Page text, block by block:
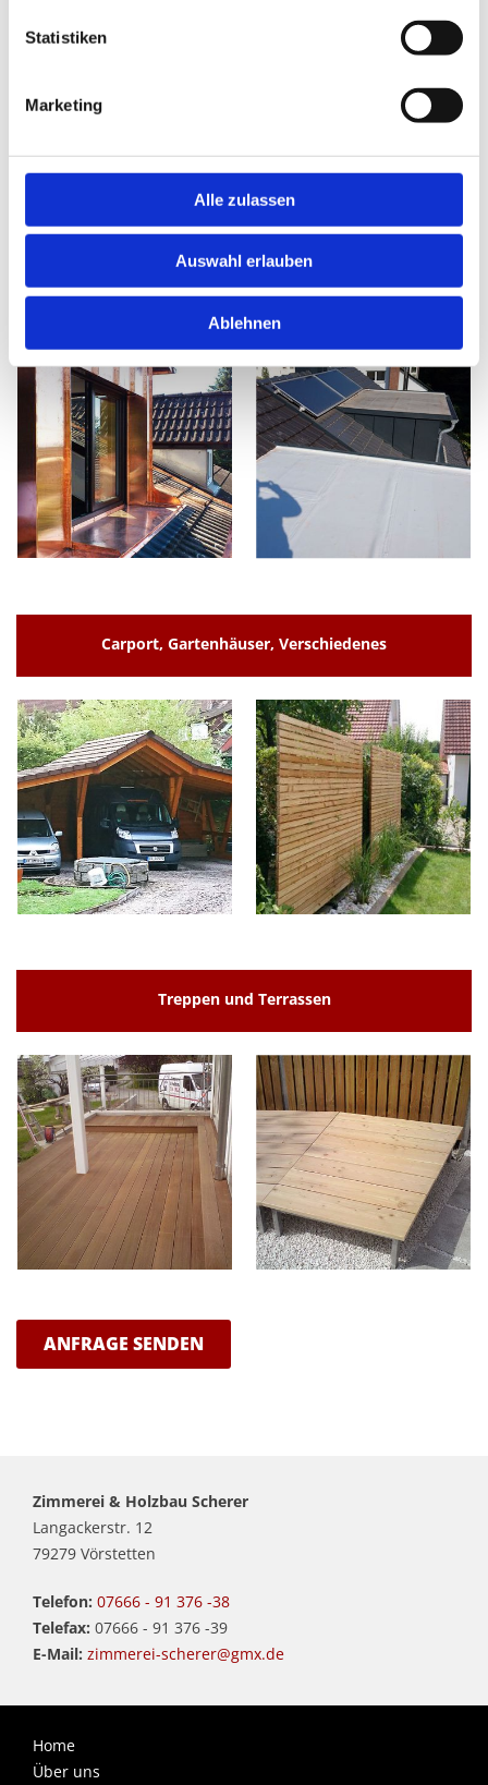
Statistiken
Marketing
Alle zulassen
Auswahl erlauben
Ablehnen
Dach und Fassade
Carport, Gartenhäuser, Verschiedenes
Treppen und Terrassen
ANFRAGE SENDEN
Zimmerei & Holzbau Scherer
Langackerstr. 12
79279 Vörstetten
Telefon: 07666 - 91 376 -38
Telefax: 07666 - 91 376 -39
E-Mail: zimmerei-scherer@gmx.de
Home
Über uns